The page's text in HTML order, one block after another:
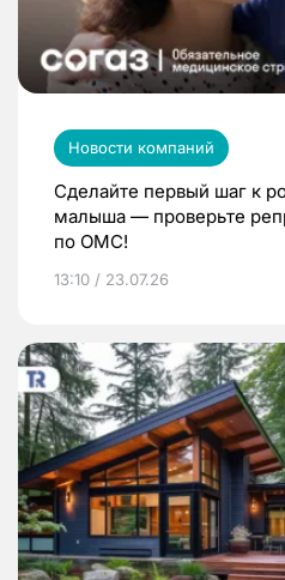
Новости компаний
Сделайте первый шаг к
малыша — проверьте
по ОМС!
13:10 / 23.07.26